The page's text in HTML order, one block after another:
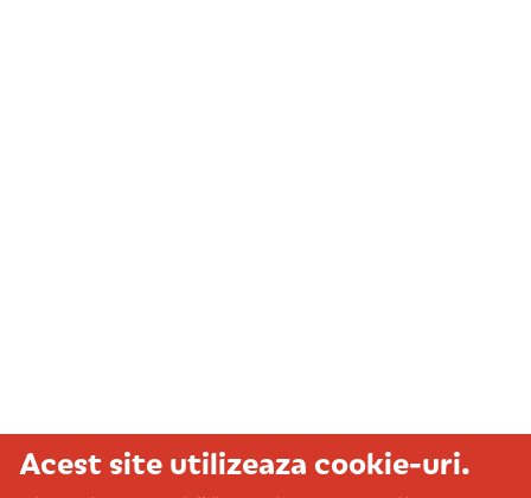
Acest site utilizeaza cookie-uri.